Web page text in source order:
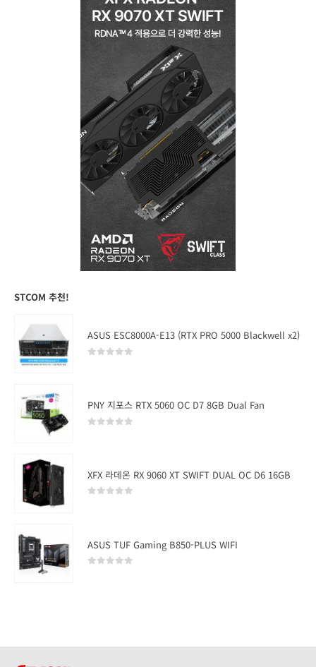
STCOM 추천!
ASUS ESC8000A-E13 (RTX PRO 5000 Blackwell x2)
PNY 지포스 RTX 5060 OC D7 8GB Dual Fan
XFX 라데온 RX 9060 XT SWIFT DUAL OC D6 16GB
ASUS TUF Gaming B850-PLUS WIFI